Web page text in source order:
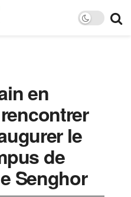
en
le
de
Senghor